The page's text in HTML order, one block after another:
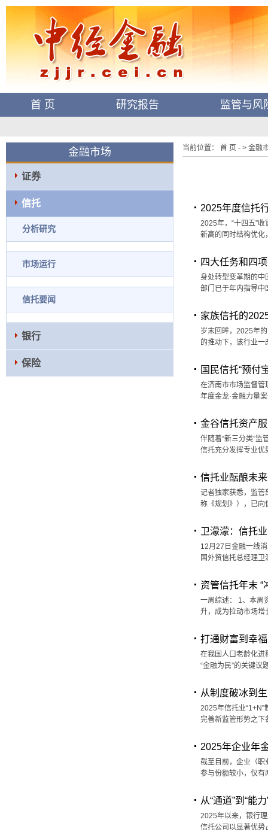
首 页 研究报告 监管与风
金融市场
证券
信托
分析研究
市场运行
信托要闻
银行
保险
当前位置： 首 页 - > 金融
2025年度信托
2025年，“十四五”
新高的同时结构优
四大任务和四
身处转型变革期的
部门已于年内指导
家族信托的
岁末回眸，2025年
的推动下，该行业
国民信托“预付
在济南市市场监督管
年度金龙·金融力量
金谷信托资产
伴随着“新三分类”监
信托充分发挥专业
信托业酝酿未
记者独家获悉，监
称《规划》），已
卫濛濛：信托
12月27日金融一线
国外贸信托总经理
资管信托年末 “
一周综述： 1、本周
升，成为拉动市场
打通财富到幸
在我国人口老龄化进
“金融为民”的关键议
从制度破冰到
2025年信托业
完善新监管形势之下
2025年企业年
截至目前，企业（职
参与份额较小，仅
从“通道”到“能
2025年以来，银行
信托公司以显著优